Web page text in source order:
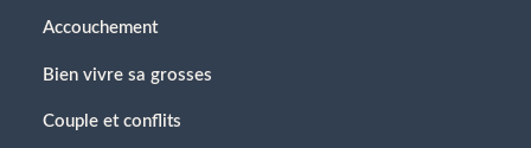
Accouchement
Bien vivre sa grosses
Couple et conflits